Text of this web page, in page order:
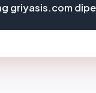
griyasis.com